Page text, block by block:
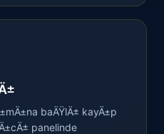
baÄŸlÄ± kayÄ±p
panelinde